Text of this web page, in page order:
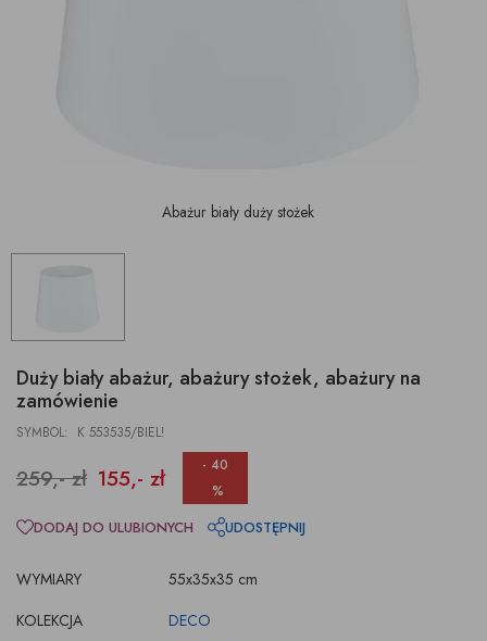
Abażur biały duży stożek
Duży biały abażur, abażury stożek, abażury na
zamówienie
SYMBOL: K 553535/BIEL!
259,- zł 155,- zł
- 40
%
WYMIARY
55x35x35 cm
KOLEKCJA
DECO
DODAJ DO ULUBIONYCH UDOSTĘPNIJ